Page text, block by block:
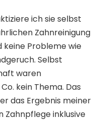
ich sie selbst
Zahnreinigung
keine Probleme wie
Selbst
waren
kein Thema. Das
das Ergebnis meiner
Zahnpflege inklusive